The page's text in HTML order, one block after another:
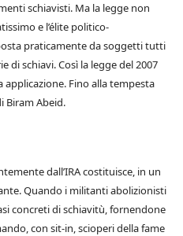
schiavisti. Ma la legge non
e l’élite politico-
praticamente da soggetti tutti
schiavi. Così la legge del 2007
Fino alla tempesta
Biram Abeid.
dall’IRA costituisce, in un
Quando i militanti abolizionisti
concreti di schiavitù, fornendone
con sit-in, scioperi della fame